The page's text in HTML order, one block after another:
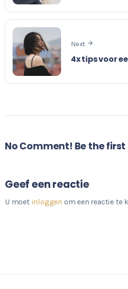
Next
4x tips voor
No Comment! Be the first
Geef een reactie
U moet inloggen om een reactie te